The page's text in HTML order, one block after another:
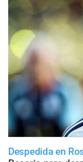
Despedida en